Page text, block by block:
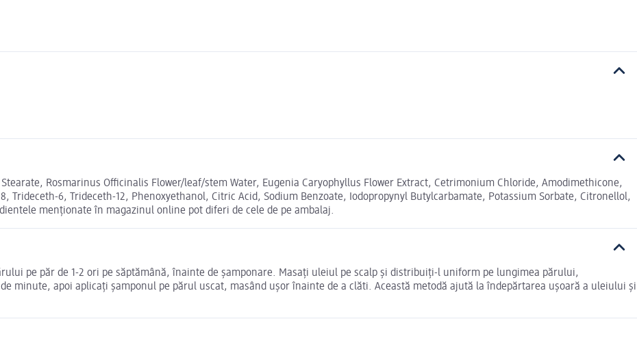
Rosmarinus Officinalis Flower/leaf/stem Water, Eugenia Caryophyllus Flower Extract, Cetrimonium Chloride, Amodimethicone,
Trideceth-6, Trideceth-12, Phenoxyethanol, Citric Acid, Sodium Benzoate, Iodopropynyl Butylcarbamate, Potassium Sorbate, Citronellol,
menționate în magazinul online pot diferi de cele de pe ambalaj.
pe păr de 1-2 ori pe săptămână, înainte de șamponare. Masați uleiul pe scalp și distribuiți-l uniform pe lungimea părului,
minute, apoi aplicați șamponul pe părul uscat, masând ușor înainte de a clăti. Această metodă ajută la îndepărtarea ușoară a uleiului și